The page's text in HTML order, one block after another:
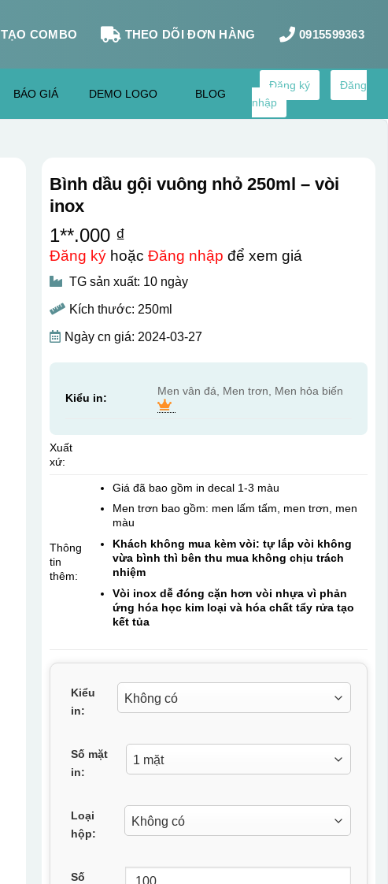
TẠO COMBO THEO DÕI ĐƠN HÀNG 0915599363
BÁO GIÁ DEMO LOGO BLOG
Đăng ký
Đăng
nhập
Bình dầu gội vuông nhỏ 250ml – vòi
inox
1**.000 ₫
Đăng kýhoặc Đăng nhập để xem giá
TG sản xuất: 10 ngày
Kích thước: 250ml
Ngày cn giá: 2024-03-27
Kiểu in:
Men vân đá, Men trơn, Men hỏa biến
Xuất
xứ:
Thông
tin
thêm:
Giá đã bao gồm in decal 1-3 màu
Men trơn bao gồm: men lấm tấm, men trơn, men
màu
Khách không mua kèm vòi: tự lắp vòi không
vừa bình thì bên thu mua không chịu trách
nhiệm
Vòi inox dễ đóng cặn hơn vòi nhựa vì phản
ứng hóa học kim loại và hóa chất tẩy rửa tạo
kết tủa
Kiểu
in:
Số mặt
in:
Loại
hộp:
Số